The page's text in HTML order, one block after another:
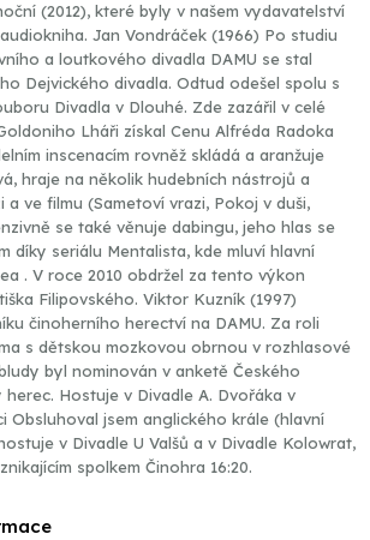
(2012), které byly v našem vydavatelství
Jan Vondráček (1966) Po studiu
a loutkového divadla DAMU se stal
Dejvického divadla. Odtud odešel spolu s
Divadla v Dlouhé. Zde zazářil v celé
Lháři získal Cenu Alfréda Radoka
inscenacím rovněž skládá a aranžuje
hraje na několik hudebních nástrojů a
a ve filmu (Sametoví vrazi, Pokoj v duši,
se také věnuje dabingu, jeho hlas se
díky seriálu Mentalista, kde mluví hlavní
. V roce 2010 obdržel za tento výkon
Filipovského. Viktor Kuzník (1997)
činoherního herectví na DAMU. Za roli
s dětskou mozkovou obrnou v rozhlasové
byl nominován v anketě Českého
Hostuje v Divadle A. Dvořáka v
Obsluhoval jsem anglického krále (hlavní
v Divadle U Valšů a v Divadle Kolowrat,
spolkem Činohra 16:20.